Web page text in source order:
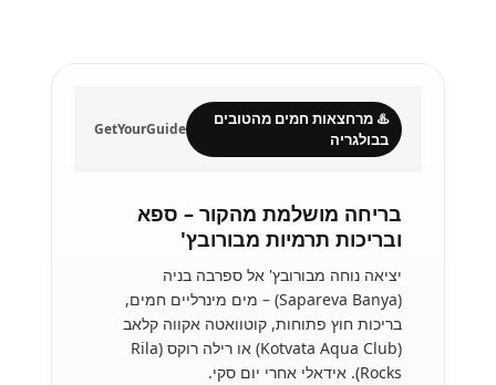
♨️ מרחצאות חמים מהטובים
בבולגריה
GetYourGuide
בריחה מושלמת מהקור – ספא
ובריכות תרמיות מבורובץ'
יציאה נוחה מבורובץ' אל ספרבה בניה
(Sapareva Banya) – מים מינרליים חמים,
בריכות חוץ פתוחות, קוטוואטה אקווה קלאב
(Kotvata Aqua Club) או רילה רוקס (Rila
Rocks). אידאלי אחרי יום סקי.